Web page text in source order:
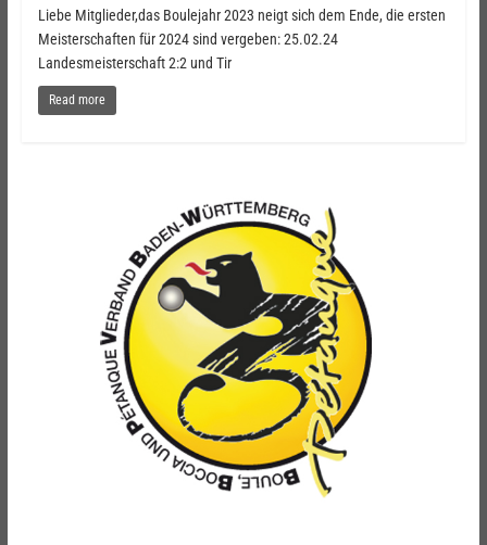
Liebe Mitglieder,das Boulejahr 2023 neigt sich dem Ende, die ersten
Meisterschaften für 2024 sind vergeben: 25.02.24
Landesmeisterschaft 2:2 und Tir
Read more